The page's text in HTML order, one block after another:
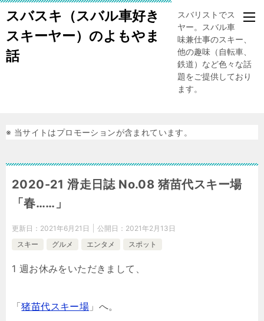
スバスキ（スバル車好き
スキーヤー）のよもやま
話
スバリストでスキー
ヤー。スバル車、趣
味兼仕事のスキー、
他の趣味（自転車、
鉄道）など色々な話
題をご提供しており
ます。
※ 当サイトはプロモーションが含まれています。
2020-21 滑走日誌 No.08 猪苗代スキー場
「春……」
更新日： 2021年6月21日 公開日： 2021年2月13日
スキー
グルメ エンタメ スポット
1 週お休みをいただきまして、
「猪苗代スキー場 」へ。